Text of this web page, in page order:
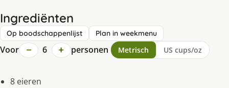
Ingrediënten
Op boodschappenlijst Plan in weekmenu
Voor − 6 + personen Metrisch US cups/oz
8 eieren